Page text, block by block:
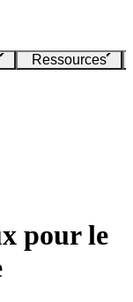
Ressources
pour le